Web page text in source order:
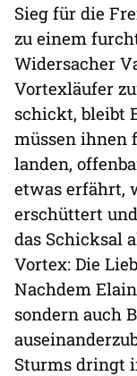
Sieg für die
zu einem
Widersacher
Vortexläufer
schickt, bleibt
müssen ihnen
landen,
etwas erfährt,
erschüttert
das Schicksal
Vortex: Die
Nachdem
sondern auch
Sturms dringt